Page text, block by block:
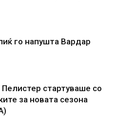
го напушта Вардар
стартуваше со
за новата сезона